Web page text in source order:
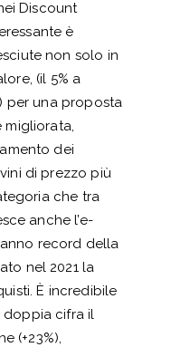
Discount
è
non solo in
(il 5% a
per una proposta
migliorata,
dei
di prezzo più
che tra
anche l’e-
record della
nel 2021 la
È incredibile
doppia cifra il
(+23%),